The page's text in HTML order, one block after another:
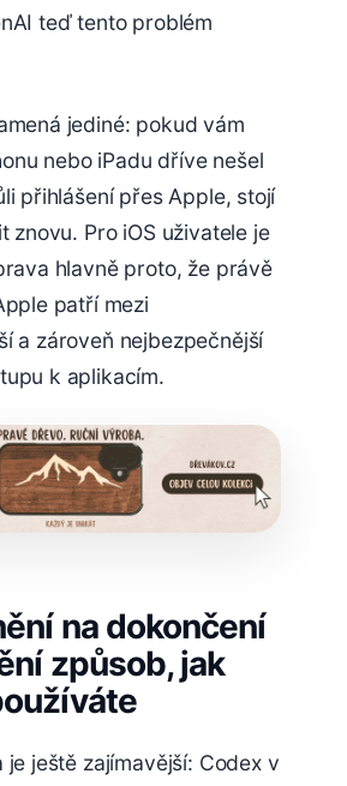
teď tento problém
jediné: pokud vám
nebo iPadu dříve nešel
přihlášení přes Apple, stojí
znovu. Pro iOS uživatele je
hlavně proto, že právě
patří mezi
a zároveň nejbezpečnější
k aplikacím.
na dokončení
způsob, jak
je ještě zajímavější: Codex v